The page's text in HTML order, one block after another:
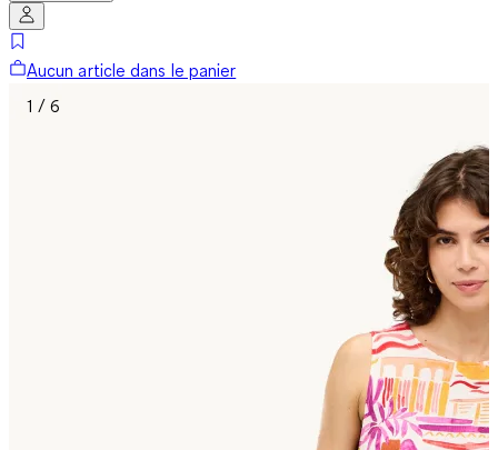
Aucun article dans le panier
1 / 6